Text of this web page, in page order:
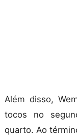
Além disso,
tocos no
quarto. Ao